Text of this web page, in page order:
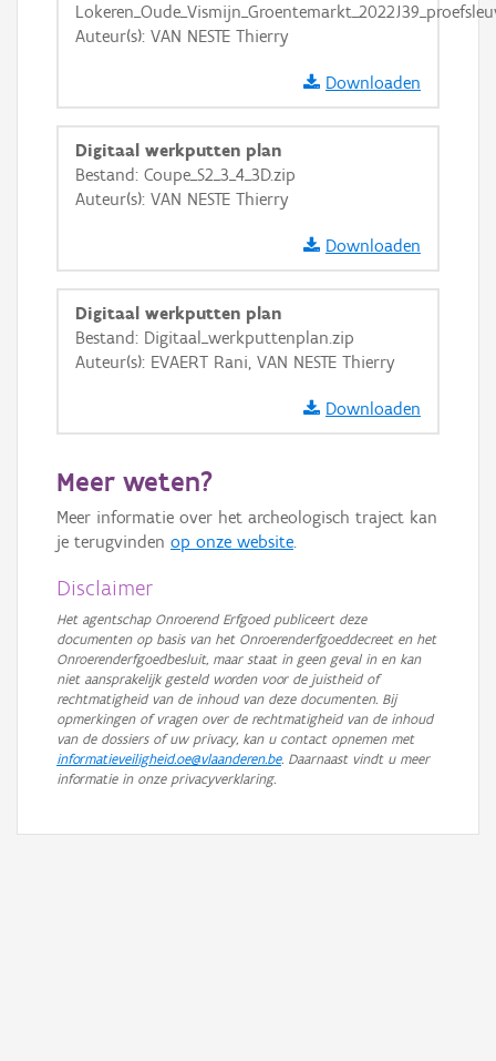
Auteur(s): VAN NESTE Thierry
Downloaden
Digitaal werkputten plan
Bestand: Coupe_S2_3_4_3D.zip
Auteur(s): VAN NESTE Thierry
Downloaden
Digitaal werkputten plan
Bestand: Digitaal_werkputtenplan.zip
Auteur(s): EVAERT Rani, VAN NESTE Thierry
Downloaden
Meer weten?
Meer informatie over het archeologisch traject kan
je terugvinden op onze website.
Disclaimer
Het agentschap Onroerend Erfgoed publiceert deze
documenten op basis van het Onroerenderfgoeddecreet en het
Onroerenderfgoedbesluit, maar staat in geen geval in en kan
niet aansprakelijk gesteld worden voor de juistheid of
rechtmatigheid van de inhoud van deze documenten. Bij
opmerkingen of vragen over de rechtmatigheid van de inhoud
van de dossiers of uw privacy, kan u contact opnemen met
informatieveiligheid.oe@vlaanderen.be. Daarnaast vindt u meer
informatie in onze privacyverklaring.